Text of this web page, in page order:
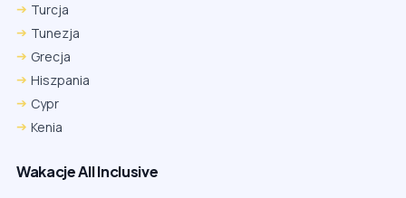
Turcja
Tunezja
Grecja
Hiszpania
Cypr
Kenia
Wakacje All Inclusive